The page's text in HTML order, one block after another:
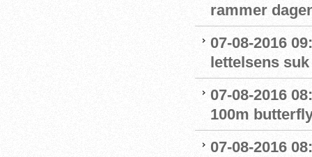
rammer
07-08-2016
lettelsens
07-08-2016
100m
07-08-2016